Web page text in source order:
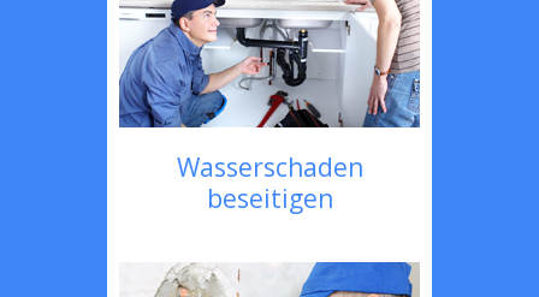
Wasserschaden
beseitigen